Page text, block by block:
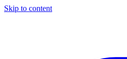
Skip to content